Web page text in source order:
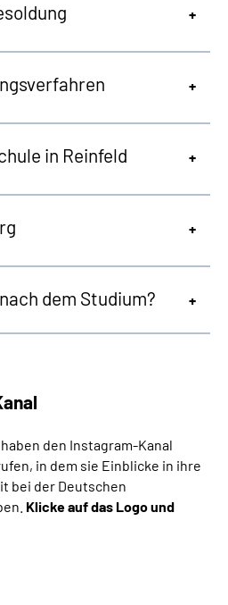
in Reinfeld
dem Studium?
den Instagram-Kanal
in dem sie Einblicke in ihre
bei der Deutschen
Klicke auf das Logo und